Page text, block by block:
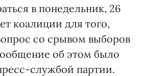
в понедельник, 26
коалиции для того,
со срывом выборов
об этом было
службой партии.